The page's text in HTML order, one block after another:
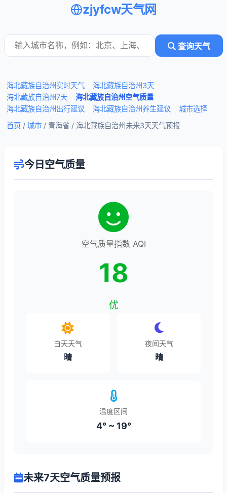
zjyfcw天气网
查询天气
海北藏族自治州实时天气
海北藏族自治州3天
海北藏族自治州7天
海北藏族自治州空气质量
海北藏族自治州出行建议
海北藏族自治州养生建议
城市选择
首页 / 城市 / 青海省 / 海北藏族自治州未来3天天气预报
今日空气质量
空气质量指数 AQI
18
优
白天天气
晴
夜间天气
晴
温度区间
4° ~ 19°
未来7天空气质量预报